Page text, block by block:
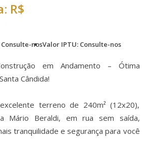
R$
nosValor IPTU: Consulte-nos
em Andamento – Ótima
Cândida!
terreno de 240m² (12x20),
Mário Beraldi, em rua sem saída,
tranquilidade e segurança para você